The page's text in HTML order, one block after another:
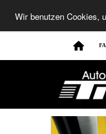
Wir benutzen Cookies,